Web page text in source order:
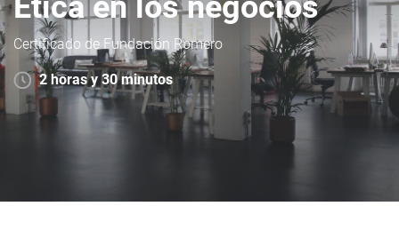
Certificado de Fundación Romero
2 horas y 30 minutos